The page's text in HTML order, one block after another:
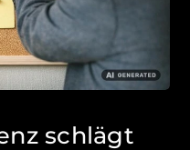
schlägt